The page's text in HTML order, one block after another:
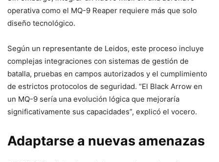
operativa como el MQ-9 Reaper requiere más que solo
diseño tecnológico.
Según un representante de Leidos, este proceso incluye
complejas integraciones con sistemas de gestión de
batalla, pruebas en campos autorizados y el cumplimiento
de estrictos protocolos de seguridad. “El Black Arrow en
un MQ-9 sería una evolución lógica que mejoraría
significativamente sus capacidades”, explicó el vocero.
Adaptarse a nuevas amenazas